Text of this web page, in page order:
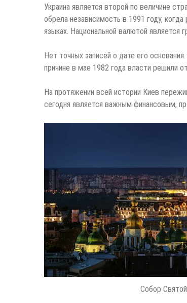
Украина является второй по величине
обрела независимость в 1991 году,
языках. Национальной валютой является
Нет точных записей о дате его
причине в мае 1982 года власти решили
На протяжении всей истории Киев
сегодня является важным финансовым,
Собор